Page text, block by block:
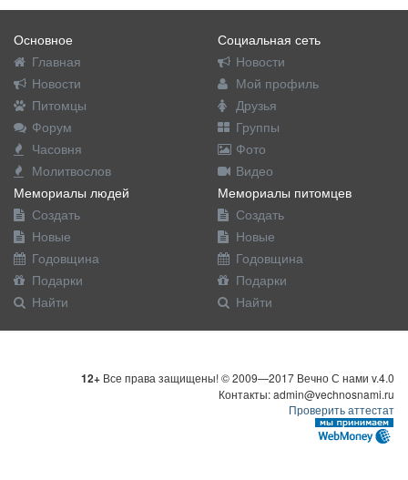
Основное
Главная
Новости
Питомцы
Форум
Часовня
Молитвослов
Социальная сеть
Новости
Мой профиль
Друзья
Группы
Фото
Видео
Мемориалы людей
Создать
Новые
Годовщина
Подарки
Найти
Мемориалы питомцев
Создать
Новые
Годовщина
Подарки
Найти
12+ Все права защищены! © 2009—2017 Вечно С нами v.4.0
Контакты: admin@vechnosnami.ru
Проверить аттестат